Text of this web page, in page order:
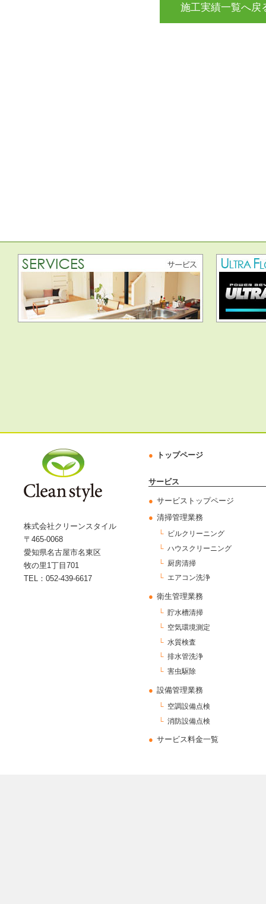
施工実績一覧へ戻
株式会社クリーンスタイル
〒465-0068
愛知県名古屋市名東区
牧の里1丁目701
TEL：052-439-6617
トップページ
サービス
サービストップページ
清掃管理業務
ビルクリーニング
ハウスクリーニング
厨房清掃
エアコン洗浄
衛生管理業務
貯水槽清掃
空気環境測定
水質検査
排水管洗浄
害虫駆除
設備管理業務
空調設備点検
消防設備点検
サービス料金一覧